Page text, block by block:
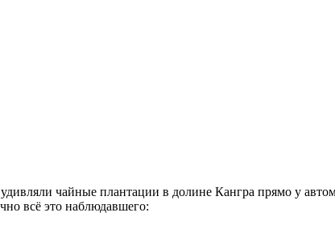
чайные плантации в долине Кангра прямо у
всё это наблюдавшего: